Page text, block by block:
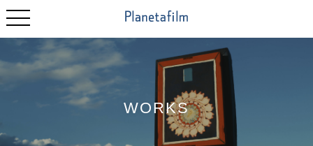
WORKS